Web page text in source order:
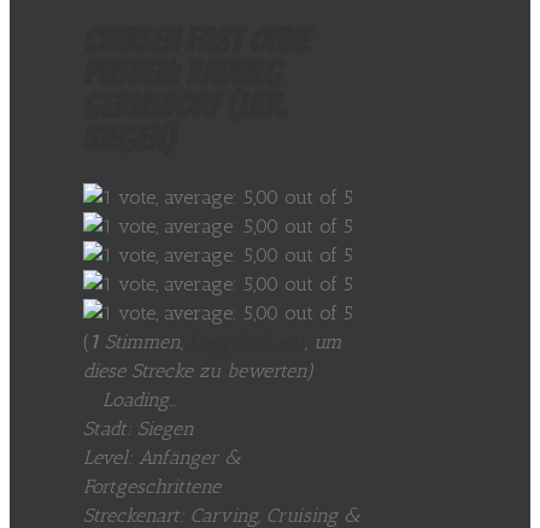
( 1 Stimmen,
, um
diese Strecke zu bewerten)
Loading...
Stadt: Siegen
Level: Anfänger &
Fortgeschrittene
Streckenart: Carving, Cruising &